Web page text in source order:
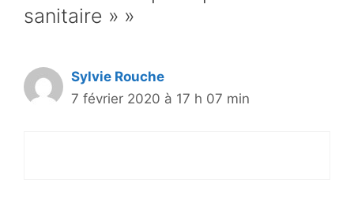
sanitaire » »
Sylvie Rouche
7 février 2020 à 17 h 07 min